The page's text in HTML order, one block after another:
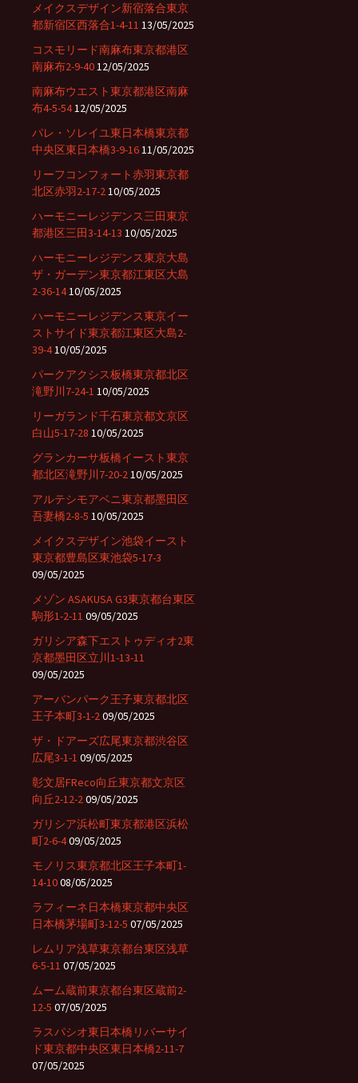
メイクスデザイン新宿落合東京
都新宿区西落合1-4-11 13/05/2025
コスモリード南麻布東京都港区
南麻布2-9-4012/05/2025
南麻布ウエスト東京都港区南麻
布4-5-5412/05/2025
パレ・ソレイユ東日本橋東京都
中央区東日本橋3-9-1611/05/2025
リーフコンフォート赤羽東京都
北区赤羽2-17-210/05/2025
ハーモニーレジデンス三田東京
都港区三田3-14-13 10/05/2025
ハーモニーレジデンス東京大島
ザ・ガーデン東京都江東区大島
2-36-1410/05/2025
ハーモニーレジデンス東京イー
ストサイド東京都江東区大島2-
39-410/05/2025
パークアクシス板橋東京都北区
滝野川7-24-1 10/05/2025
リーガランド千石東京都文京区
白山5-17-28 10/05/2025
グランカーサ板橋イースト東京
都北区滝野川7-20-210/05/2025
アルテシモアベニ東京都墨田区
吾妻橋2-8-5 10/05/2025
メイクスデザイン池袋イースト
東京都豊島区東池袋5-17-3
09/05/2025
メゾン ASAKUSA G3東京都台東区
駒形1-2-11 09/05/2025
ガリシア森下エストゥディオ2東
京都墨田区立川1-13-11
09/05/2025
アーバンパーク王子東京都北区
王子本町3-1-209/05/2025
ザ・ドアーズ広尾東京都渋谷区
広尾3-1-1 09/05/2025
彰文居FReco向丘東京都文京区
向丘2-12-209/05/2025
ガリシア浜松町東京都港区浜松
町2-6-409/05/2025
モノリス東京都北区王子本町1-
14-1008/05/2025
ラフィーネ日本橋東京都中央区
日本橋茅場町3-12-5 07/05/2025
レムリア浅草東京都台東区浅草
6-5-11 07/05/2025
ムーム蔵前東京都台東区蔵前2-
12-5 07/05/2025
ラスパシオ東日本橋リバーサイ
ド東京都中央区東日本橋2-11-7
07/05/2025